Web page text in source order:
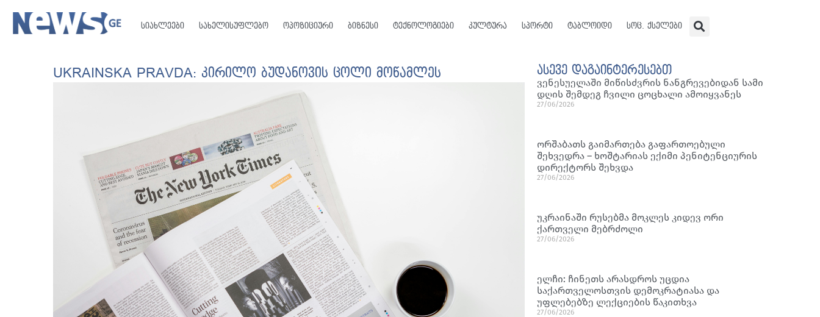
სიახლეები სახელისუფლებო ოპოზიციური ბიზნესი ტექნოლოგიები კულტურა სპორტი ტაბლოიდი სოც. ქსელები
UKRAINSKA PRAVDA: კირილო ბუდანოვის ცოლი მოწამლეს ასევე დაგაინტერესებთ
ვენესუელაში მიწისძვრის ნანგრევებიდან სამი
დღის შემდეგ ჩვილი ცოცხალი ამოიყვანეს
27/06/2026
ორშაბათს გაიმართება გაფართოებული
შეხვედრა – ხოშტარიას ექიმი პენიტენციურის
დირექტორს შეხვდა
27/06/2026
უკრაინაში რუსებმა მოკლეს კიდევ ორი
ქართველი მებრძოლი
27/06/2026
ელჩი: ჩინეთს არასდროს უცდია
საქართველოსთვის დემოკრატიასა და
უფლებებზე ლექციების წაკითხვა
27/06/2026